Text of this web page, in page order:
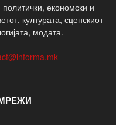
политички, економски и
културата, сценскиот
модата.